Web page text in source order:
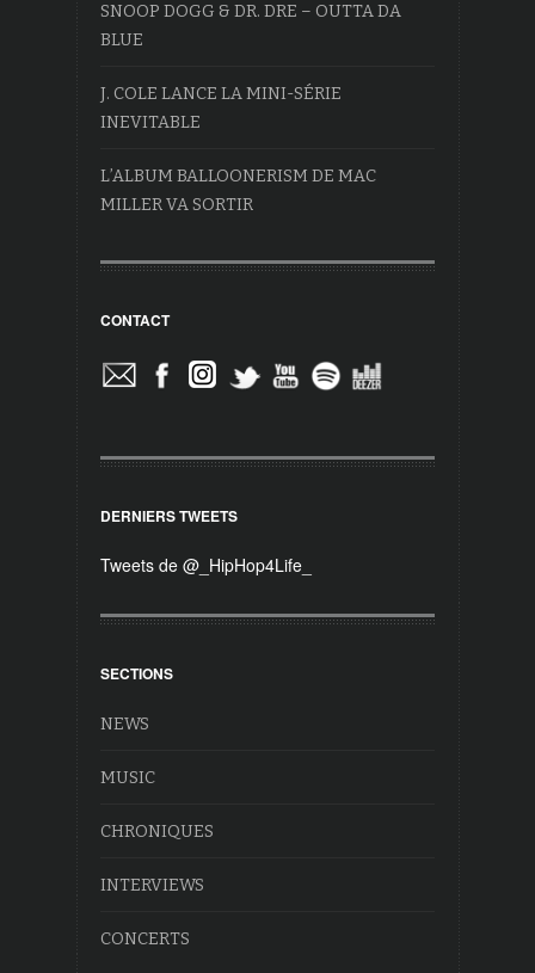
SNOOP DOGG & DR. DRE – OUTTA DA
BLUE
J. COLE LANCE LA MINI-SÉRIE
INEVITABLE
L’ALBUM BALLOONERISM DE MAC
MILLER VA SORTIR
CONTACT
DERNIERS TWEETS
Tweets de @_HipHop4Life_
SECTIONS
NEWS
MUSIC
CHRONIQUES
INTERVIEWS
CONCERTS